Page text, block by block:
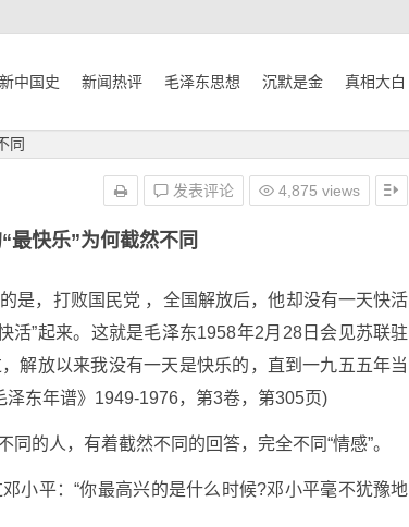
新中国史 新闻热评 毛泽东思想 沉默是金 真相大白
同
最快乐”为何截然不同
发表评论 4,875 views
是，打败国民党 ，全国解放后，他却没有一天快活
活”起来。这就是毛泽东1958年2月28日会见苏联驻
解放以来我没有一天是快乐的，直到一九五五年当
东年谱》1949-1976，第3卷，第305页)
的人，有着截然不同的回答，完全不同“情感”。
小平：“你最高兴的是什么时候?邓小平毫不犹豫地